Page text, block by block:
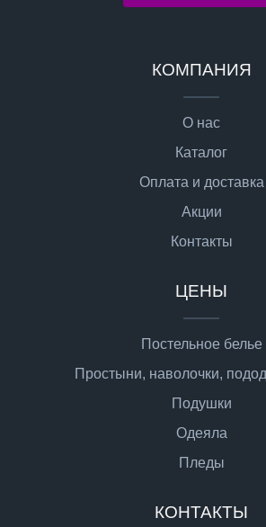
КОМПАНИЯ
О нас
Каталог
Оплата и доставка
Акции
Контакты
ЦЕНЫ
Постельное белье
Простыни, наволочки,
Подушки
Одеяла
Пледы
КОНТАКТЫ